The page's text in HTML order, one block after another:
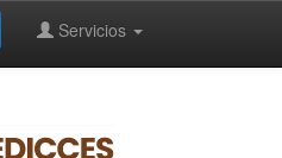
Servicios